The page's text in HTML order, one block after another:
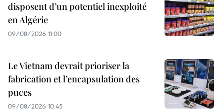
disposent d’un potentiel inexploité
en Algérie
09/08/2026 11:00
Le Vietnam devrait prioriser la
fabrication et l’encapsulation des
puces
09/08/2026 10:45